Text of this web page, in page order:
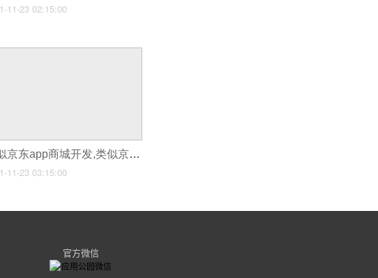
11-23 02:15:00
类似京东app商城开发,类似京东商城App开发
11-23 03:15:00
官方微信